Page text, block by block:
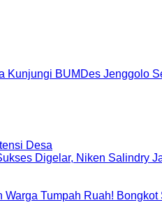
Kunjungi BUMDes Jenggolo
Desa
Digelar, Niken Salindry
Warga Tumpah Ruah!